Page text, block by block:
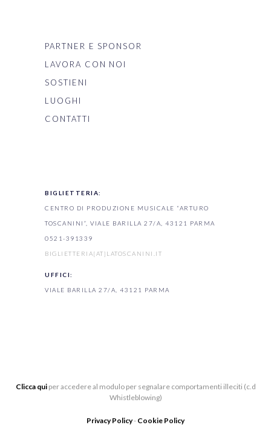
PARTNER E SPONSOR
LAVORA CON NOI
SOSTIENI
LUOGHI
CONTATTI
BIGLIETTERIA:
CENTRO DI PRODUZIONE MUSICALE “ARTURO
TOSCANINI”, VIALE BARILLA 27/A, 43121 PARMA
0521-391339
BIGLIETTERIA[AT]LATOSCANINI.IT
UFFICI:
VIALE BARILLA 27/A, 43121 PARMA
Clicca quiper accedere al modulo per segnalare comportamenti illeciti (c.d
Whistleblowing)
Privacy Policy- Cookie Policy